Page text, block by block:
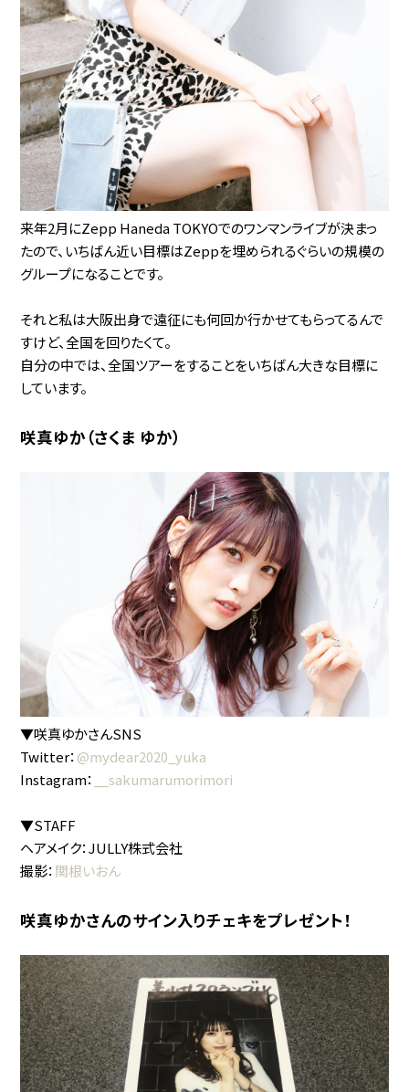
来年2月にZepp Haneda TOKYOでのワンマンライブが決まっ
たので、いちばん近い目標はZeppを埋められるぐらいの規模の
グループになることです。
それと私は大阪出身で遠征にも何回か行かせてもらってるんで
すけど、全国を回りたくて。
自分の中では、全国ツアーをすることをいちばん大きな目標に
しています。
咲真ゆか（さくま ゆか）
▼咲真ゆかさんSNS
Twitter： @mydear2020_yuka
Instagram：
__sakumarumorimori
▼STAFF
ヘアメイク：JULLY株式会社
撮影： 関根いおん
咲真ゆかさんのサイン入りチェキをプレゼント！